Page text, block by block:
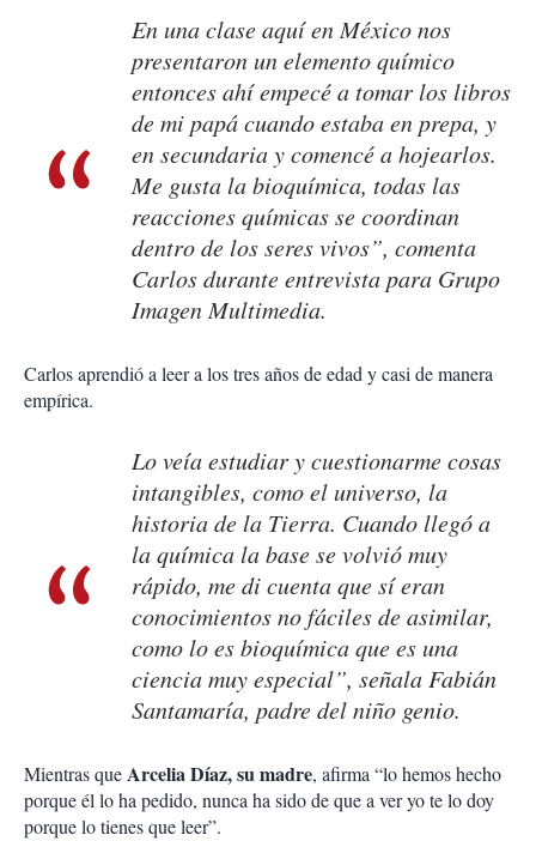
En una clase aquí en México nos
presentaron un elemento químico
entonces ahí empecé a tomar los libros
de mi papá cuando estaba en prepa, y
en secundaria y comencé a hojearlos.
Me gusta la bioquímica, todas las
reacciones químicas se coordinan
dentro de los seres vivos”, comenta
Carlos durante entrevista para Grupo
Imagen Multimedia.
Carlos aprendió a leer a los tres años de edad y casi de manera
empírica.
Lo veía estudiar y cuestionarme cosas
intangibles, como el universo, la
historia de la Tierra. Cuando llegó a
la química la base se volvió muy
rápido, me di cuenta que sí eran
conocimientos no fáciles de asimilar,
como lo es bioquímica que es una
ciencia muy especial”, señala Fabián
Santamaría, padre del niño genio.
Mientras queArcelia Díaz, su madre, afirma “lo hemos hecho
porque él lo ha pedido, nunca ha sido de que a ver yo te lo doy
porque lo tienes que leer”.